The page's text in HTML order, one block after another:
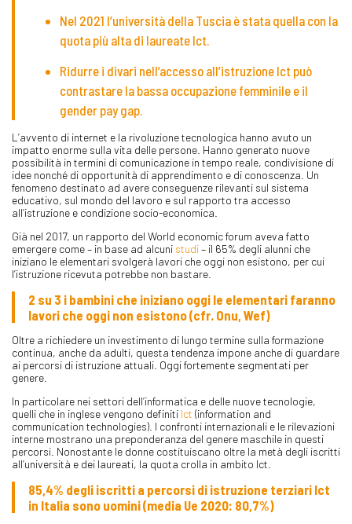
Nel 2021 l’università della Tuscia è stata quella con la
quota più alta di laureate Ict.
Ridurre i divari nell’accesso all’istruzione Ict può
contrastare la bassa occupazione femminile e il
gender pay gap.
L’avvento di internet e la rivoluzione tecnologica hanno avuto un
impatto enorme sulla vita delle persone. Hanno generato nuove
possibilità in termini di comunicazione in tempo reale, condivisione di
idee nonché di opportunità di apprendimento e di conoscenza. Un
fenomeno destinato ad avere conseguenze rilevanti sul sistema
educativo, sul mondo del lavoro e sul rapporto tra accesso
all’istruzione e condizione socio-economica.
Già nel 2017, un rapporto del World economic forum aveva fatto
emergere come – in base ad alcuni studi– il 65% degli alunni che
iniziano le elementari svolgerà lavori che oggi non esistono, per cui
l’istruzione ricevuta potrebbe non bastare.
2 su 3 i bambini che iniziano oggi le elementari faranno
lavori che oggi non esistono (cfr. Onu Wef)
Oltre a richiedere un investimento di lungo termine sulla formazione
continua, anche da adulti, questa tendenza impone anche di guardare
ai percorsi di istruzione attuali. Oggi fortemente segmentati per
genere.
In particolare nei settori dell’informatica e delle nuove tecnologie,
quelli che in inglese vengono definiti Ict (information and
communication technologies). I confronti internazionali e le rilevazioni
interne mostrano una preponderanza del genere maschile in questi
percorsi. Nonostante le donne costituiscano oltre la metà degli iscritti
all’università e dei laureati, la quota crolla in ambito Ict.
85,4% degli iscritti a percorsi di istruzione terziari Ict
in Italia sono uomini (media Ue 2020: 80,7%)